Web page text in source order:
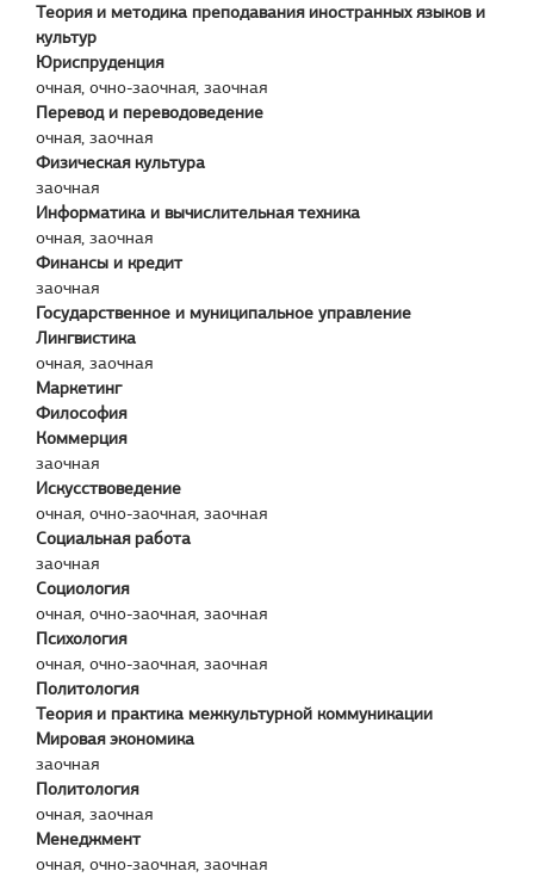
Теория и методика преподавания иностранных языков и
культур
Юриспруденция
очная, очно-заочная, заочная
Перевод и переводоведение
очная, заочная
Физическая культура
заочная
Информатика и вычислительная техника
очная, заочная
Финансы и кредит
заочная
Государственное и муниципальное управление
Лингвистика
очная, заочная
Маркетинг
Философия
Коммерция
заочная
Искусствоведение
очная, очно-заочная, заочная
Социальная работа
заочная
Социология
очная, очно-заочная, заочная
Психология
очная, очно-заочная, заочная
Политология
Теория и практика межкультурной коммуникации
Мировая экономика
заочная
Политология
очная, заочная
Менеджмент
очная, очно-заочная, заочная